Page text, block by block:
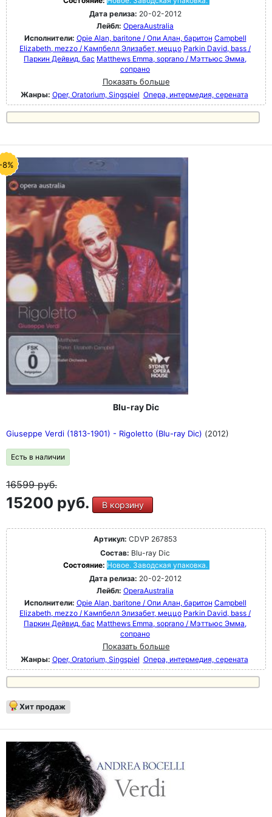
Дата релиза: 20-02-2012
Лейбл: OperaAustralia
Исполнители: Opie Alan, baritone / Опи Алан, баритон Campbell
Elizabeth, mezzo / Кампбелл Элизабет, меццо Parkin David, bass /
Паркин Дейвид, бас Matthews Emma, soprano / Мэттьюс Эмма,
сопрано
Показать больше
Жанры: Oper, Oratorium, Singspiel Опера, интермедия, серената
8%
Blu-ray Dic
Giuseppe Verdi (1813-1901) - Rigoletto (Blu-ray Dic) (2012)
Есть в наличии
16599руб.
15200 руб. В корзину
Артикул: CDVP 267853
Состав: Blu-ray Dic
Состояние: Новое. Заводская упаковка.
Дата релиза: 20-02-2012
Лейбл: OperaAustralia
Исполнители: Opie Alan, baritone / Опи Алан, баритон Campbell
Elizabeth, mezzo / Кампбелл Элизабет, меццо Parkin David, bass /
Паркин Дейвид, бас Matthews Emma, soprano / Мэттьюс Эмма,
сопрано
Показать больше
Жанры: Oper, Oratorium, Singspiel Опера, интермедия, серената
Хит продаж